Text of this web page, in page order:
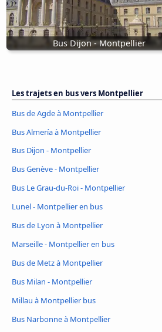
Bus Dijon - Montpellier
Les trajets en bus vers Montpellier
Bus de Agde à Montpellier
Bus Almería à Montpellier
Bus Dijon - Montpellier
Bus Genève - Montpellier
Bus Le Grau-du-Roi - Montpellier
Lunel - Montpellier en bus
Bus de Lyon à Montpellier
Marseille - Montpellier en bus
Bus de Metz à Montpellier
Bus Milan - Montpellier
Millau à Montpellier bus
Bus Narbonne à Montpellier